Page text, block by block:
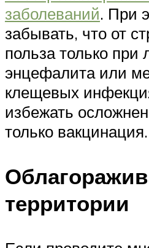
заболеваний. При
забывать, что от
польза только при
энцефалита или
клещевых
избежать
только вакцинация.
территории